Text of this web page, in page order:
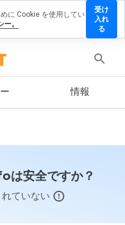
情報
安全ですか？
ていない
に Cookie を使用してい
。
受け
入れ
る